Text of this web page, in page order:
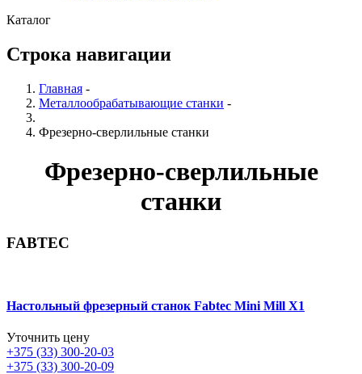
Каталог
Строка навигации
Главная -
Металлообрабатывающие станки -
Фрезерно-сверлильные станки
Фрезерно-сверлильные
станки
FABTEC
Настольный фрезерный станок Fabtec Mini Mill X1
Уточнить цену
+375 (33) 300-20-03
+375 (33) 300-20-09